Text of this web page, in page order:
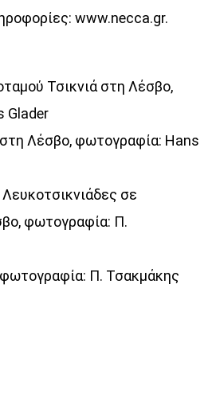
www.necca.gr.
Τσικνιά στη Λέσβο,
Glader
Λέσβο, φωτογραφία: Hans
σε
φωτογραφία: Π.
φωτογραφία: Π. Τσακμάκης